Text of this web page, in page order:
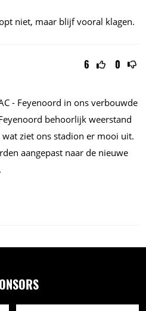
niet, maar blijf vooral klagen.
6 0
- Feyenoord in ons verbouwde
behoorlijk weerstand
ziet ons stadion er mooi uit.
aangepast naar de nieuwe